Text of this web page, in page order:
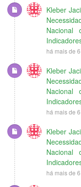
Kleber
Nacional
há mais de
Kleber
Nacional
há mais de
Kleber
Nacional
há mais de